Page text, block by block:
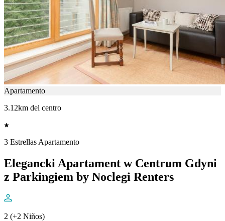
Apartamento
3.12km del centro
3 Estrellas Apartamento
Elegancki Apartament w Centrum Gdyni
z Parkingiem by Noclegi Renters
2 (+2 Niños)